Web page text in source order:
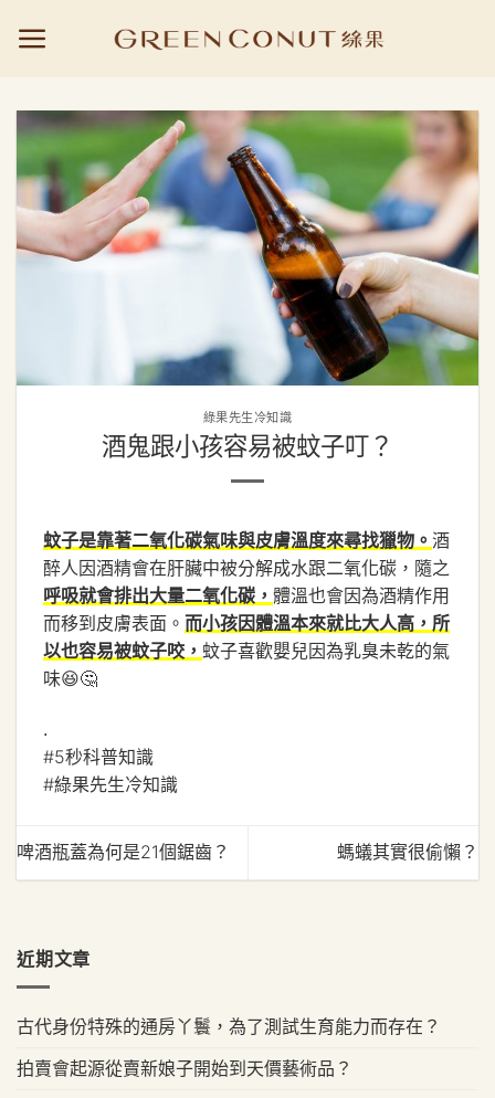
綠果先生冷知識
酒鬼跟小孩容易被蚊子叮？
蚊子是靠著二氧化碳氣味與皮膚溫度來尋找獵物。 酒
醉人因酒精會在肝臟中被分解成水跟二氧化碳，隨之
呼吸就會排出大量二氧化碳， 體溫也會因為酒精作用
而移到皮膚表面。 而小孩因體溫本來就比大人高，所
以也容易被蚊子咬， 蚊子喜歡嬰兒因為乳臭未乾的氣
味😆🤔
.
#5秒科普知識
#綠果先生冷知識
啤酒瓶蓋為何是21個鋸齒？ 螞蟻其實很偷懶？
近期文章
古代身份特殊的通房丫鬟，為了測試生育能力而存在？
拍賣會起源從賣新娘子開始到天價藝術品？